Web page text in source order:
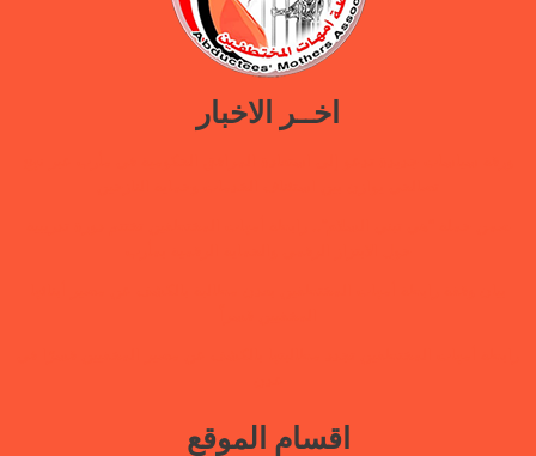
اخــر الاخبار
اقسام الموقع